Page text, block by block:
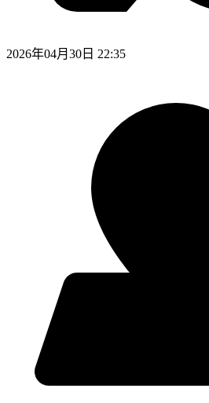
2026年04月30日 22:35